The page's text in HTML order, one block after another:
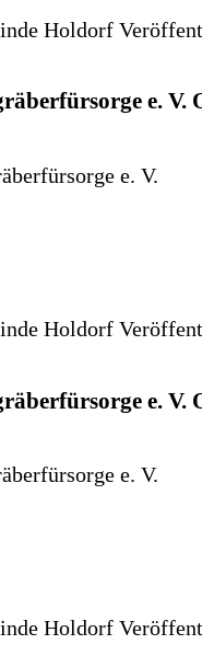
Holdorf
e. V.
Holdorf
e. V.
Holdorf